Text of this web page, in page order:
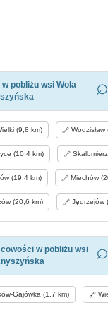
pobliżu wsi Wola
(9,8 km) Wodzisław
(10,4 km)
(19,4 km) Miechów
(20,6 km) Jędrzejów
w pobliżu wsi
Gajówka (1,7 km)